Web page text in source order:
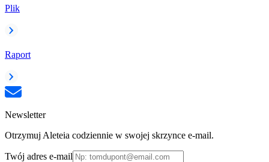
Plik
Raport
Newsletter
Otrzymuj Aleteia codziennie w swojej skrzynce e-mail.
Twój adres e-mail